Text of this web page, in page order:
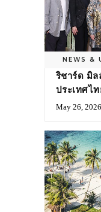
NEWS &
ริชาร์ด มิล
ประเทศไ
May 26, 2026